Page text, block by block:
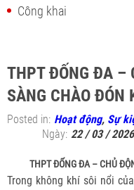
Công khai
THPT ĐỐNG ĐA –
SÀNG CHÀO ĐÓN
Posted in: Hoạt động, Sự
Ngày: 22 / 03 / 2026
THPT ĐỐNG ĐA – CHỦ
Trong không khí sôi nổi